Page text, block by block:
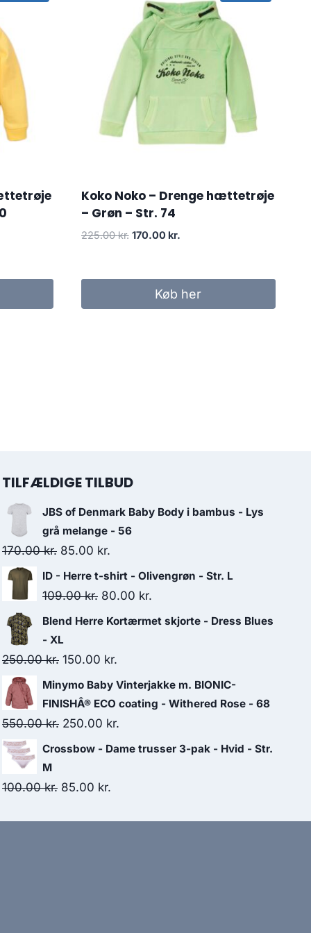
Koko Noko – Drenge hættetrøje
– Grøn – Str. 74
225.00kr. Original
225.00 kr..
170.00 kr.Current
170.00 kr..
Køb her
TILFÆLDIGE TILBUD
JBS of Denmark Baby Body i bambus - Lys
grå melange - 56
170.00kr. Original
price
was:
85.00 kr.
price
is:
ID - Herre t-shirt - Olivengrøn - Str. L
109.00kr. Original
price
109.00 kr..
80.00 kr.
price
Blend Herre Kortærmet skjorte - Dress Blues
- XL
250.00kr. Original
price
was:
250.00 kr..
150.00 kr.
price
is:
Minymo Baby Vinterjakke m. BIONIC-
FINISHÂ® ECO coating - Withered Rose - 68
550.00kr. Original
price
550.00 kr..
250.00 kr.
price
Crossbow - Dame trusser 3-pak - Hvid - Str.
M
100.00kr. Original
85.00 kr.